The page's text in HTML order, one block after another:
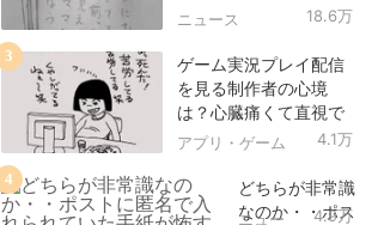
を投稿したツイートが
ニュース 18.6万
ゲーム実況プレイ配信
を見る制作者の心境
は？心臓痛くて直視で
きなかった！
アプリ・ゲーム 4.1万
3
どちらが非常識
なのか・・ポス
ニュー
4.9万
4